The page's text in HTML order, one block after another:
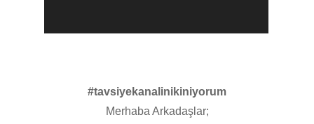
#tavsiyekanalinikiniyorum
Merhaba Arkadaşlar;